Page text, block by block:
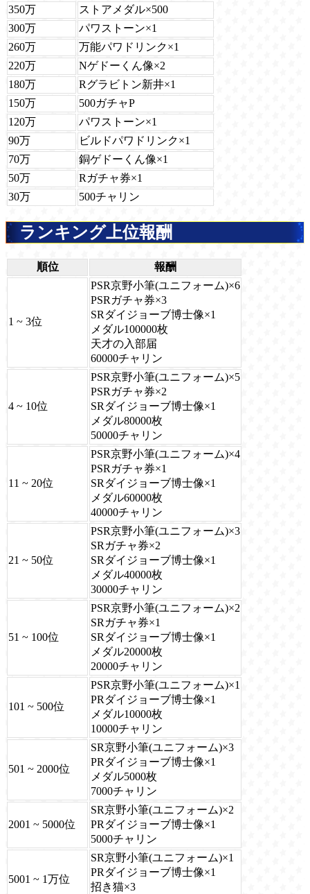
350万
ストアメダル×500
300万
パワストーン×1
260万
万能パワドリンク×1
220万
Nゲドーくん像×2
180万
Rグラビトン新井×1
150万
500ガチャP
120万
パワストーン×1
90万
ビルドパワドリンク×1
70万
銅ゲドーくん像×1
50万
Rガチャ券×1
30万
500チャリン
ランキング上位報酬
順位 報酬
1 ~ 3位
PSR京野小筆(ユニフォーム)×6
PSRガチャ券×3
SRダイジョーブ博士像×1
メダル100000枚
天才の入部届
60000チャリン
4 ~ 10位
PSR京野小筆(ユニフォーム)×5
PSRガチャ券×2
SRダイジョーブ博士像×1
メダル80000枚
50000チャリン
11 ~ 20位
PSR京野小筆(ユニフォーム)×4
PSRガチャ券×1
SRダイジョーブ博士像×1
メダル60000枚
40000チャリン
21 ~ 50位
PSR京野小筆(ユニフォーム)×3
SRガチャ券×2
SRダイジョーブ博士像×1
メダル40000枚
30000チャリン
51 ~ 100位
PSR京野小筆(ユニフォーム)×2
SRガチャ券×1
SRダイジョーブ博士像×1
メダル20000枚
20000チャリン
101 ~ 500位
PSR京野小筆(ユニフォーム)×1
PRダイジョーブ博士像×1
メダル10000枚
10000チャリン
501 ~ 2000位
SR京野小筆(ユニフォーム)×3
PRダイジョーブ博士像×1
メダル5000枚
7000チャリン
2001 ~ 5000位
SR京野小筆(ユニフォーム)×2
PRダイジョーブ博士像×1
5000チャリン
5001 ~ 1万位
SR京野小筆(ユニフォーム)×1
PRダイジョーブ博士像×1
招き猫×3